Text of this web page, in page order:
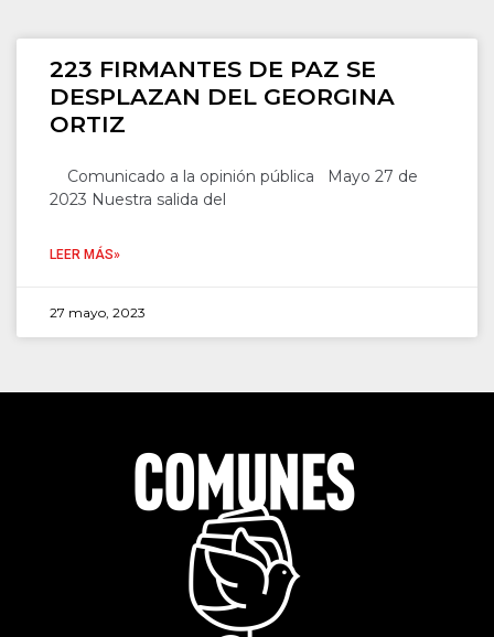
223 FIRMANTES DE PAZ SE
DESPLAZAN DEL GEORGINA
ORTIZ
Comunicado a la opinión pública Mayo 27 de
2023 Nuestra salida del
LEER MÁS»
27 mayo, 2023